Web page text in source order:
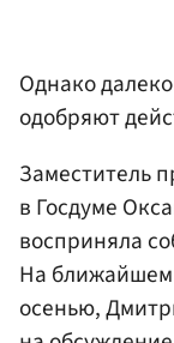
Однако
одобряют
Заместитель
в Госдуме
восприняла
На ближайшем
осенью,